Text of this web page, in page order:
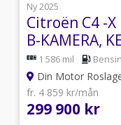
Ny 2025
Citroën C4 -
B-KAMERA,
1 586 mil Bensin
Din Motor
fr. 4 859 kr/mån
299 900 kr